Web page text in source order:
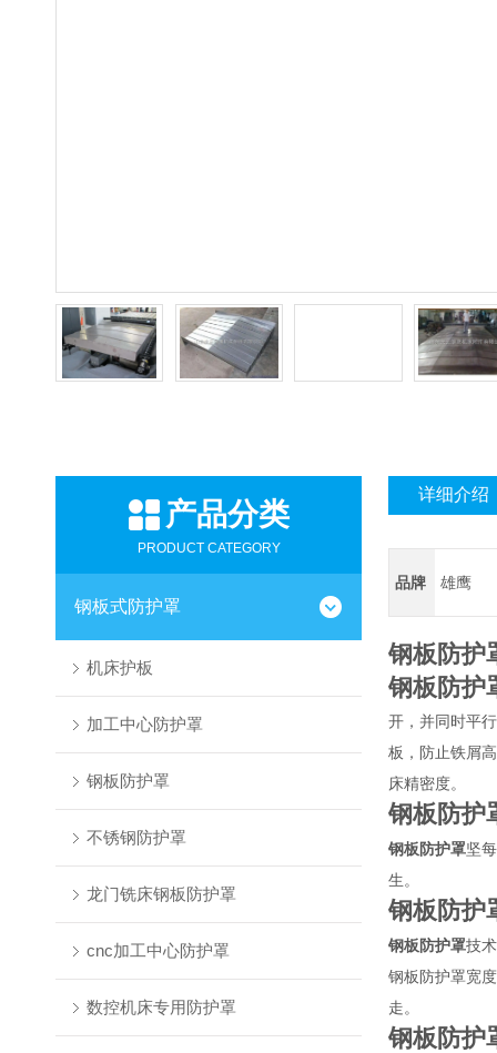
产品分类
PRODUCT CATEGORY
钢板式防护罩
机床护板
加工中心防护罩
钢板防护罩
不锈钢防护罩
龙门铣床钢板防护罩
cnc加工中心防护罩
数控机床专用防护罩
详细介绍
品牌 雄鹰
钢板防护
钢板防护
开，并同时平
板，防止铁屑
床精密度。
钢板防护
钢板防护罩坚
生。
钢板防护
钢板防护罩技
钢板防护罩宽
走。
钢板防护